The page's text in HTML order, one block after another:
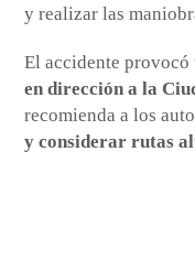
y realizar las
El accidente
en dirección a la
recomienda a los
y considerar rutas